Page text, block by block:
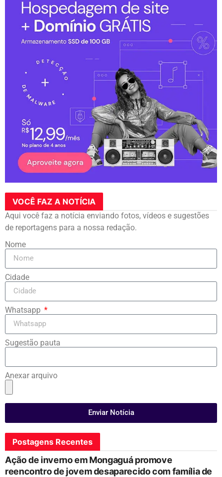
VOCÊ FAZ A NOTÍCIA
Aqui você faz a notícia enviando fotos, vídeos e sugestões
de reportagens para a nossa redação.
Nome
Cidade
Whatsapp
Sugestão pauta
Anexar arquivo
Enviar Notícia
Postagens Recentes
Ação de inverno em Mongaguá promove
reencontro de jovem desaparecido com família de